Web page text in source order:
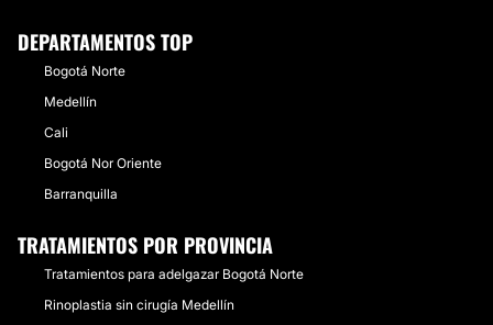
DEPARTAMENTOS TOP
Bogotá Norte
Medellín
Cali
Bogotá Nor Oriente
Barranquilla
TRATAMIENTOS POR PROVINCIA
Tratamientos para adelgazar Bogotá Norte
Rinoplastia sin cirugía Medellín